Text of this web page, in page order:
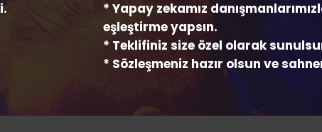
* Yapay zekamız
eşleştirmeyapsın.
* Teklifiniz size özel olarak
* Sözleşmeniz hazır olsun ve